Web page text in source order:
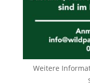
Weitere